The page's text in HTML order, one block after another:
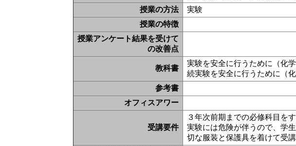
授業の方法
実験
授業の特徴
授業アンケート結果を受けて
の改善点
教科書
実験を安全に行うために（化
続実験を安全に行うために（
参考書
オフィスアワー
受講要件
３年次前期までの必修科目を
実験には危険が伴うので、学
切な服装と保護具を着けて受講